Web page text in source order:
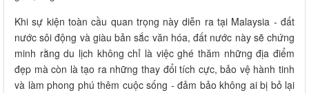
Khi sự kiện toàn cầu quan trọng này diễn ra tại Malaysia - đất
nước sôi động và giàu bản sắc văn hóa, đất nước này sẽ chứng
minh rằng du lịch không chỉ là việc ghé thăm những địa điểm
đẹp mà còn là tạo ra những thay đổi tích cực, bảo vệ hành tinh
và làm phong phú thêm cuộc sống - đảm bảo không ai bị bỏ lại